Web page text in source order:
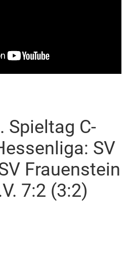
Spieltag C-
SV
Frauenstein
7:2 (3:2)